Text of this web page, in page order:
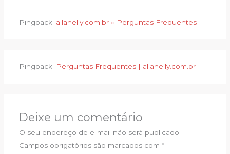
Pingback: allanelly.com.br » Perguntas Frequentes
Pingback: Perguntas Frequentes | allanelly.com.br
Deixe um comentário
O seu endereço de e-mail não será publicado.
Campos obrigatórios são marcados com *